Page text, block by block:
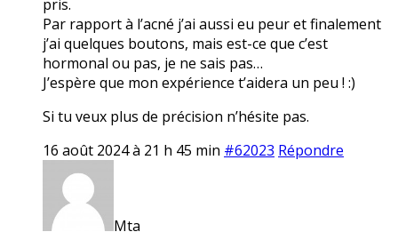
pris.
Par rapport à l’acné j’ai aussi eu peur et finalement
j’ai quelques boutons, mais est-ce que c’est
hormonal ou pas, je ne sais pas…
J’espère que mon expérience t’aidera un peu ! :)
Si tu veux plus de précision n’hésite pas.
16 août 2024 à 21 h 45 min #62023 Répondre
Mta